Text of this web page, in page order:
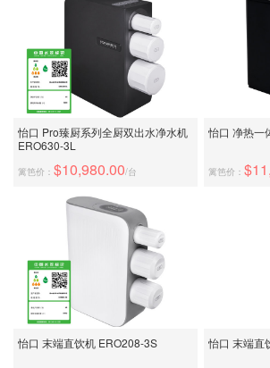
怡口 Pro臻厨系列全厨双出水净水机
ERO630-3L
篱笆价： $10,980.00/台
怡口 净热一
篱笆价：
怡口 末端直饮机 ERO208-3S 怡口 末端直